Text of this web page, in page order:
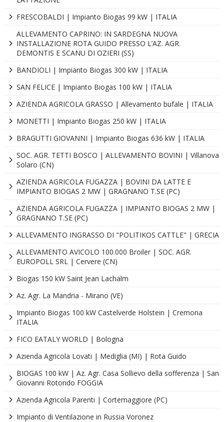
FRESCOBALDI | Impianto Biogas 99 kW | ITALIA
ALLEVAMENTO CAPRINO: IN SARDEGNA NUOVA
INSTALLAZIONE ROTA GUIDO PRESSO L’AZ. AGR.
DEMONTIS E SCANU DI OZIERI (SS)
BANDIOLI | Impianto Biogas 300 kW | ITALIA
SAN FELICE | Impianto Biogas 100 kW | ITALIA
AZIENDA AGRICOLA GRASSO | Allevamento bufale | ITALIA
MONETTI | Impianto Biogas 250 kW | ITALIA
BRAGUTTI GIOVANNI | Impianto Biogas 636 kW | ITALIA
SOC. AGR. TETTI BOSCO | ALLEVAMENTO BOVINI | Villanova
Solaro (CN)
AZIENDA AGRICOLA FUGAZZA | BOVINI DA LATTE E
IMPIANTO BIOGAS 2 MW | GRAGNANO T.SE (PC)
AZIENDA AGRICOLA FUGAZZA | IMPIANTO BIOGAS 2 MW |
GRAGNANO T.SE (PC)
ALLEVAMENTO INGRASSO DI "POLITIKOS CATTLE" | GRECIA
ALLEVAMENTO AVICOLO 100.000 Broiler | SOC. AGR.
EUROPOLL SRL | Cervere (CN)
Biogas 150 kW Saint Jean Lachalm
Az. Agr. La Mandria - Mirano (VE)
Impianto Biogas 100 kW Castelverde Holstein | Cremona
ITALIA
FICO EATALY WORLD | Bologna
Azienda Agricola Lovati | Mediglia (MI) | Rota Guido
BIOGAS 100 kW | Az. Agr. Casa Sollievo della sofferenza | San
Giovanni Rotondo FOGGIA
Azienda Agricola Parenti | Cortemaggiore (PC)
Impianto di Ventilazione in Russia Voronez